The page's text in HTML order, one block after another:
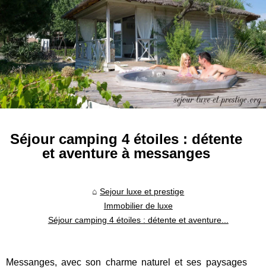
Séjour camping 4 étoiles : détente
et aventure à messanges
Sejour luxe et prestige
Immobilier de luxe
Séjour camping 4 étoiles : détente et aventure...
Messanges, avec son charme naturel et ses paysages